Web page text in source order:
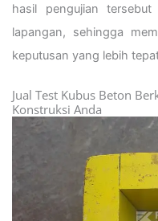
hasil pengujian
lapangan, sehingga
keputusan yang lebih
Jual Test Kubus Beton
Konstruksi Anda